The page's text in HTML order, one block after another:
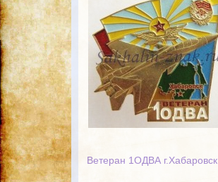
Ветеран 1ОДВА г.Хабаровск